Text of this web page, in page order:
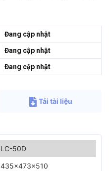
Đang cập nhật
Đang cập nhật
Đang cập nhật
Tải tài liệu
LC-50D
435x473x510